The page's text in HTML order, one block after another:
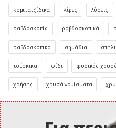
κομιτατζίδικα λίρες λύσεις
ραβδοσκοπία ραβδοσκοπικά
ραβδοσκοπικό σημάδια
τούρκικα φίδι φυσικός
χρήσης χρυσά νομίσματα